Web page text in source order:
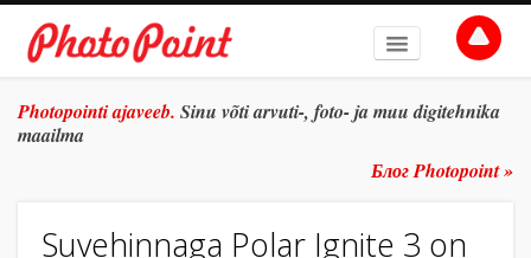
AVALEHT
SÜVITSI
Photopointi ajaveeb. Sinu võti arvuti-, foto- ja muu digitehnika
maailma
Блог Photopoint »
Suvehinnaga Polar Ignite 3 on